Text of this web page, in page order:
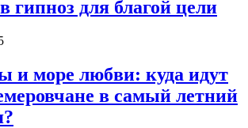
гипноз для благой цели
и море любви: куда идут
в самый летний